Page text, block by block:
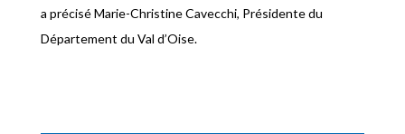
a précisé Marie-Christine Cavecchi, Présidente du
Département du Val d’Oise.